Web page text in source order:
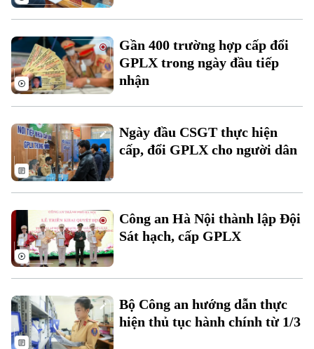
Tòa soạn
Gần 400 trường hợp cấp đổi
GPLX trong ngày đầu tiếp
nhận
Ngày đầu CSGT thực hiện
cấp, đổi GPLX cho người dân
Công an Hà Nội thành lập Đội
Sát hạch, cấp GPLX
Bộ Công an hướng dẫn thực
hiện thủ tục hành chính từ 1/3